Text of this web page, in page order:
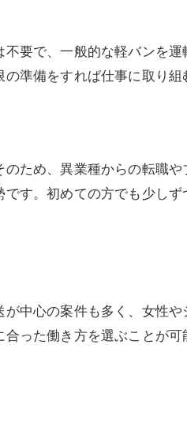
要で、一般的な軽バンを
準備をすれば仕事に取り組
ため、異業種からの転職
す。初めての方でも少し
中心の案件も多く、女性
った働き方を選ぶことが